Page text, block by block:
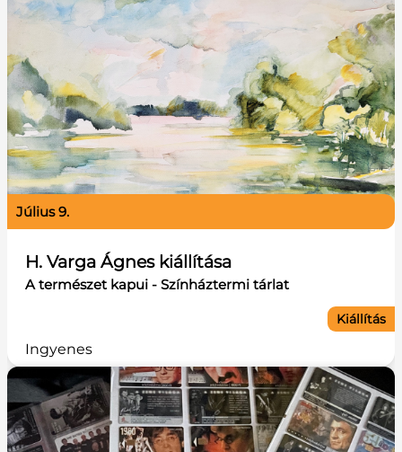
H. Varga Ágnes kiállítása
A természet kapui - Színháztermi tárlat
július 9.
Ingyenes
Kiállítás